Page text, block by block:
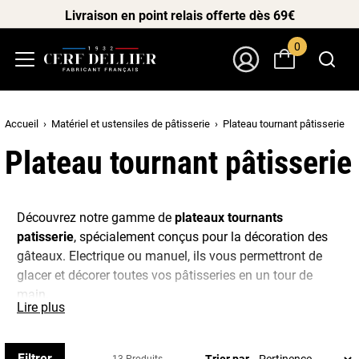
Livraison en point relais offerte dès 69€
0
Accueil Matériel et ustensiles de pâtisserie Plateau tournant pâtisserie
Plateau tournant pâtisserie
Découvrez notre gamme de plateaux tournants
patisserie, spécialement conçus pour la décoration des
gâteaux. Electrique ou manuel, ils vous permettront de
glacer et décorer toutes vos pâtisseries en un tour de
main.
vous conseillons de choisir un
plateau tournant manuel
Lire plus